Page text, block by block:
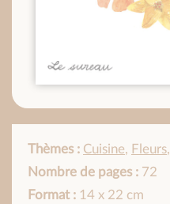
Thèmes : Cuisine, Fleurs,
Nombre de pages : 72
Format : 14 x 22 cm